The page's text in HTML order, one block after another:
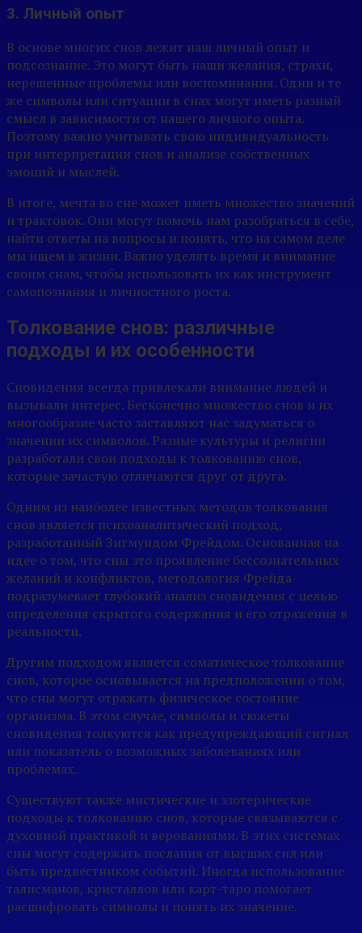
3. Личный опыт
В основе многих снов лежит наш личный опыт и
подсознание. Это могут быть наши желания, страхи,
нерешенные проблемы или воспоминания. Одни и те
же символы или ситуации в снах могут иметь разный
смысл в зависимости от нашего личного опыта.
Поэтому важно учитывать свою индивидуальность
при интерпретации снов и анализе собственных
эмоций и мыслей.
В итоге, мечта во сне может иметь множество значений
и трактовок. Они могут помочь нам разобраться в себе,
найти ответы на вопросы и понять, что на самом деле
мы ищем в жизни. Важно уделять время и внимание
своим снам, чтобы использовать их как инструмент
самопознания и личностного роста.
Толкование снов: различные
подходы и их особенности
Сновидения всегда привлекали внимание людей и
вызывали интерес. Бесконечно множество снов и их
многообразие часто заставляют нас задуматься о
значении их символов. Разные культуры и религии
разработали свои подходы к толкованию снов,
которые зачастую отличаются друг от друга.
Одним из наиболее известных методов толкования
снов является психоаналитический подход,
разработанный Зигмундом Фрейдом. Основанная на
идее о том, что сны это проявление бессознательных
желаний и конфликтов, методология Фрейда
подразумевает глубокий анализ сновидения с целью
определения скрытого содержания и его отражения в
реальности.
Другим подходом является соматическое толкование
снов, которое основывается на предположении о том,
что сны могут отражать физическое состояние
организма. В этом случае, символы и сюжеты
сновидения толкуются как предупреждающий сигнал
или показатель о возможных заболеваниях или
проблемах.
Существуют также мистические и эзотерические
подходы к толкованию снов, которые связываются с
духовной практикой и верованиями. В этих системах
сны могут содержать послания от высших сил или
быть предвестником событий. Иногда использование
талисманов, кристаллов или карт-таро помогает
расшифровать символы и понять их значение.